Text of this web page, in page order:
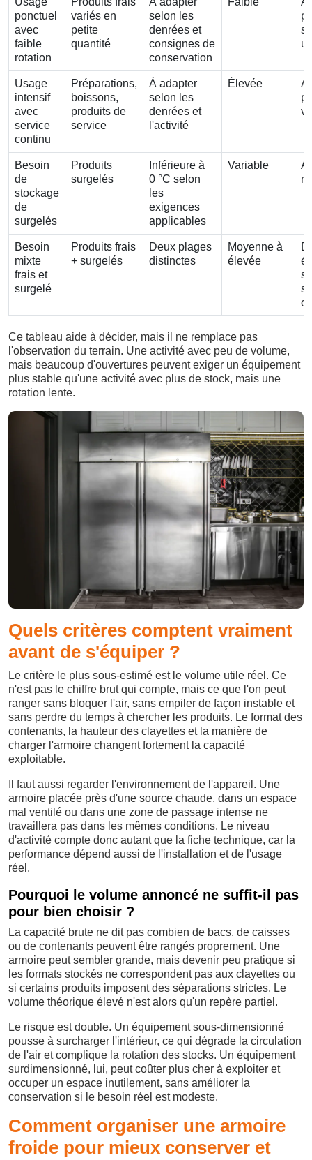
ponctuel
avec
faible
rotation
variés en
petite
quantité
selon les
denrées et
consignes de
conservation
Usage
intensif
avec
service
continu
Préparations,
boissons,
produits de
service
À adapter
selon les
denrées et
l'activité
Élevée
Besoin
de
stockage
de
surgelés
Produits
surgelés
Inférieure à
0 °C selon
les
exigences
applicables
Variable
Besoin
mixte
frais et
surgelé
Produits frais
+ surgelés
Deux plages
distinctes
Moyenne à
élevée
Ce tableau aide à décider, mais il ne remplace pas
l'observation du terrain. Une activité avec peu de volume,
mais beaucoup d'ouvertures peuvent exiger un équipement
plus stable qu'une activité avec plus de stock, mais une
rotation lente.
Quels critères comptent vraiment
avant de s'équiper ?
Le critère le plus sous-estimé est le volume utile réel. Ce
n'est pas le chiffre brut qui compte, mais ce que l'on peut
ranger sans bloquer l'air, sans empiler de façon instable et
sans perdre du temps à chercher les produits. Le format des
contenants, la hauteur des clayettes et la manière de
charger l'armoire changent fortement la capacité
exploitable.
Il faut aussi regarder l'environnement de l'appareil. Une
armoire placée près d'une source chaude, dans un espace
mal ventilé ou dans une zone de passage intense ne
travaillera pas dans les mêmes conditions. Le niveau
d'activité compte donc autant que la fiche technique, car la
performance dépend aussi de l'installation et de l'usage
réel.
Pourquoi le volume annoncé ne suffit-il pas
pour bien choisir ?
La capacité brute ne dit pas combien de bacs, de caisses
ou de contenants peuvent être rangés proprement. Une
armoire peut sembler grande, mais devenir peu pratique si
les formats stockés ne correspondent pas aux clayettes ou
si certains produits imposent des séparations strictes. Le
volume théorique élevé n'est alors qu'un repère partiel.
Le risque est double. Un équipement sous-dimensionné
pousse à surcharger l'intérieur, ce qui dégrade la circulation
de l'air et complique la rotation des stocks. Un équipement
surdimensionné, lui, peut coûter plus cher à exploiter et
occuper un espace inutilement, sans améliorer la
conservation si le besoin réel est modeste.
Comment organiser une armoire
froide pour mieux conserver et